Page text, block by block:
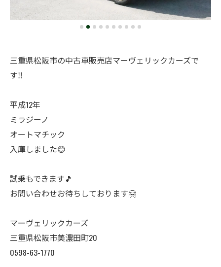
三重県松阪市の中古車販売店マーヴェリックカーズで
す‼️
平成12年
ミラジーノ
オートマチック
入庫しました😊
試乗もできます🎵
お問い合わせお待ちしております🤗
マーヴェリックカーズ
三重県松阪市美濃田町20
0598-63-1770